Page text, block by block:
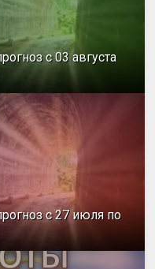
с 03 августа
с 27 июля по